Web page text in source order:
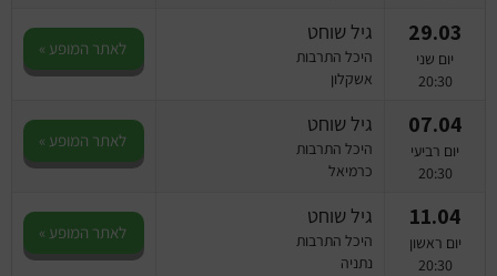
29.03
יום שני
20:30
גיל שוחט
היכל התרבות
אשקלון
לאתר המופע »
07.04
יום רביעי
20:30
גיל שוחט
היכל התרבות
כרמיאל
לאתר המופע »
11.04
יום ראשון
20:30
גיל שוחט
היכל התרבות
נתניה
לאתר המופע »